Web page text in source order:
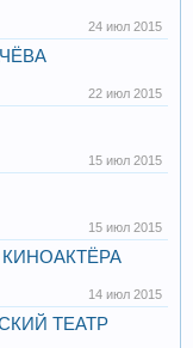
24 июл 2015
22 июл 2015
15 июл 2015
15 июл 2015
14 июл 2015
ТЕАТР